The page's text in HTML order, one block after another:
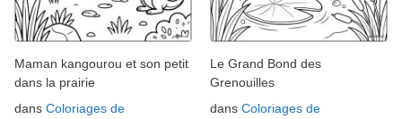
Maman kangourou et son petit
dans la prairie
dans Coloriages de
Le Grand Bond des
Grenouilles
dans Coloriages de